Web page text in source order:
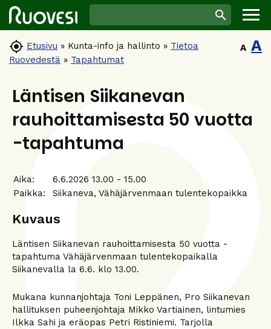
 Etusivu » Kunta-info ja hallinto » Tietoa
Ruovedestä » Tapahtumat
A A
Läntisen Siikanevan
rauhoittamisesta 50 vuotta
-tapahtuma
Aika:
6.6.2026 13.00 - 15.00
Paikka:
Siikaneva, Vähäjärvenmaan tulentekopaikka
Kuvaus
Läntisen Siikanevan rauhoittamisesta 50 vuotta -
tapahtuma Vähäjärvenmaan tulentekopaikalla
Siikanevalla la 6.6. klo 13.00.
Mukana kunnanjohtaja Toni Leppänen, Pro Siikanevan
hallituksen puheenjohtaja Mikko Vartiainen, lintumies
Ilkka Sahi ja eräopas Petri Ristiniemi. Tarjolla